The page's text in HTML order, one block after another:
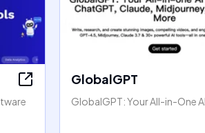
GlobalGPT
GlobalGPT: Your All-in-One